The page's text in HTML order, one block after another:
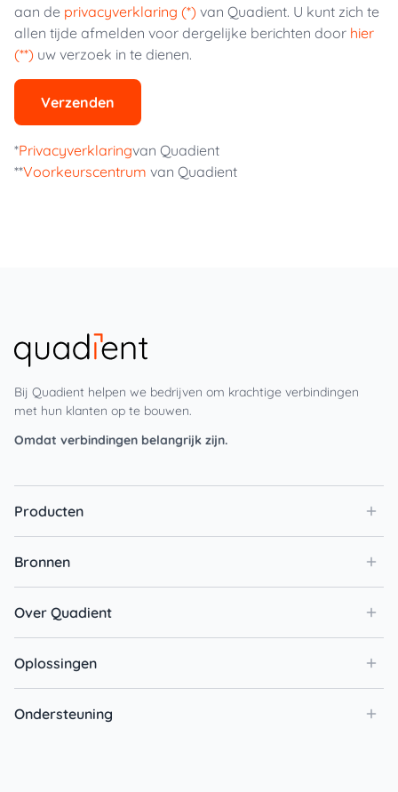
aan de privacyverklaring (*) van Quadient. U kunt zich te
allen tijde afmelden voor dergelijke berichten door hier
(**) uw verzoek in te dienen.
Verzenden
*Privacyverklaringvan Quadient
**Voorkeurscentrum van Quadient
Bij Quadient helpen we bedrijven om krachtige verbindingen
met hun klanten op te bouwen.
Omdat verbindingen belangrijk zijn.
Producten
Bronnen
Over Quadient
Oplossingen
Ondersteuning